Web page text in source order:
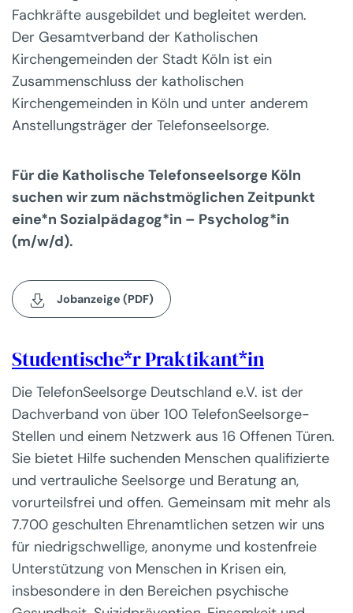
Fachkräfte ausgebildet und begleitet werden.
Der Gesamtverband der Katholischen
Kirchengemeinden der Stadt Köln ist ein
Zusammenschluss der katholischen
Kirchengemeinden in Köln und unter anderem
Anstellungsträger der Telefonseelsorge.
Für die Katholische Telefonseelsorge Köln
suchen wir zum nächstmöglichen Zeitpunkt
eine*n Sozialpädagog*in – Psycholog*in
(m/w/d).
Jobanzeige (PDF)
Studentische*r Praktikant*in
Die TelefonSeelsorge Deutschland e.V. ist der
Dachverband von über 100 TelefonSeelsorge-
Stellen und einem Netzwerk aus 16 Offenen Türen.
Sie bietet Hilfe suchenden Menschen qualifizierte
und vertrauliche Seelsorge und Beratung an,
vorurteilsfrei und offen. Gemeinsam mit mehr als
7.700 geschulten Ehrenamtlichen setzen wir uns
für niedrigschwellige, anonyme und kostenfreie
Unterstützung von Menschen in Krisen ein,
insbesondere in den Bereichen psychische